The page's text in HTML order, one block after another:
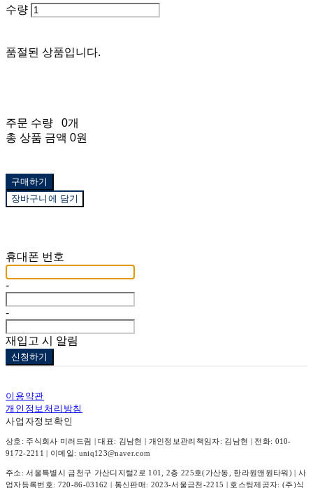
수량
품절된 상품입니다.
주문 수량
0개
총 상품 금액 0원
구매하기
장바구니에 담기
휴대폰 번호
-
-
재입고 시 알림
신청하기
이용약관
개인정보처리방침
사업자정보확인
상호: 주식회사 미러드림 | 대표: 김남현 | 개인정보관리책임자: 김남현 | 전화: 010-
9172-2211 | 이메일: uniq123@naver.com
주소: 서울특별시 금천구 가산디지털2로 101, 2층 225호(가산동, 한라원앤원타워) | 사
업자등록번호: 720-86-03162 | 통신판매: 2023-서울금천-2215 | 호스팅제공자: (주)식